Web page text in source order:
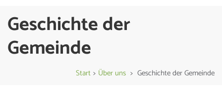
Hessental
Geschichte der
Gemeinde
Start > Über uns > Geschichte der Gemeinde